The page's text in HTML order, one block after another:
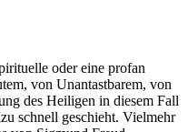
oder eine profan
von Unantastbarem, von
des Heiligen in diesem Fall
schnell geschieht. Vielmehr